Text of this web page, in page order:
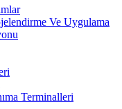
Ve Uygulama
Terminalleri